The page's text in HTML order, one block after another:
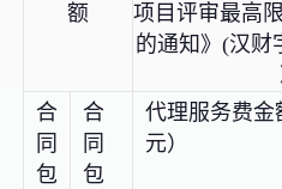
额
项目评审最高
的通知》(汉财
合
同
包
合
同
包
代理服务费金
元）